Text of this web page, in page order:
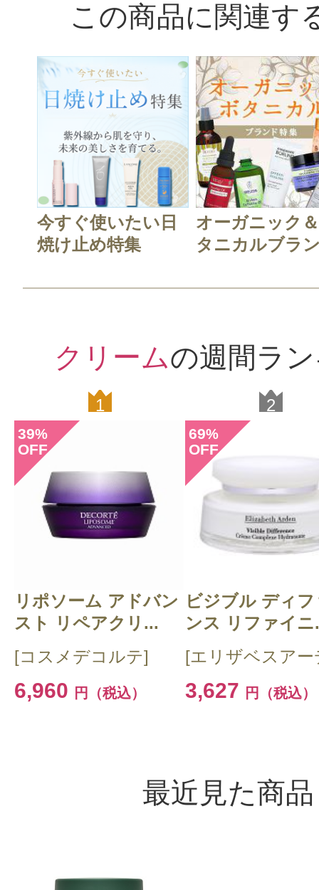
この商品に関連す
今すぐ使いたい日
焼け止め特集
オーガニック
タニカルブラ
クリームの週間ラ
1
39%
OFF
リポソーム アドバン
スト リペアクリ...
[コスメデコルテ]
6,960 円（税込）
2
69%
OFF
ビジブル ディ
ンス リファイニ
[エリザベスアー
3,627 円（税込）
最近見た商品